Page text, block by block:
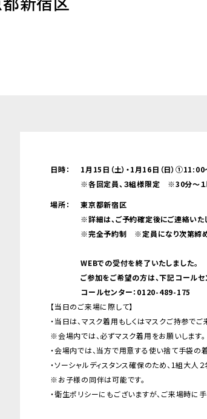
日時：
1月15日（土）・1月16日（日）
※各回定員、３組様限定 ※30分～
場所：
東京都新宿区
※詳細は、ご予約確定後にご連絡いた
※完全予約制 ※定員になり次第締め
WEBでの受付を終了いたしました。
ご参加をご希望の方は、下記コール
コールセンター：0120-489-175
【当日のご来場に際して】
・当日は、マスク着用もしくはマスクご持参でご
※会場内では、必ずマスク着用をお願いします。
・会場内では、当方で用意する使い捨て手袋の
・ソーシャルディスタンス確保のため、1組大人
※お子様の同伴は可能です。
・衛生ポリシーにもございますが、ご来場時に